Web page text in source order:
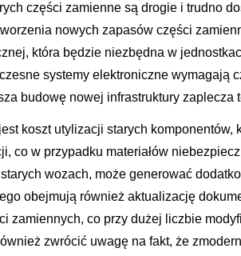
części zamienne są drogie i trudno
nowych zapasów części
która będzie niezbędna w
systemy elektroniczne wymagają
budowę nowej infrastruktury zaplecza
koszt utylizacji starych komponentów,
co w przypadku materiałów
wozach, może generować
obejmują również aktualizację
zamiennych, co przy dużej liczbie
zwrócić uwagę na fakt, że